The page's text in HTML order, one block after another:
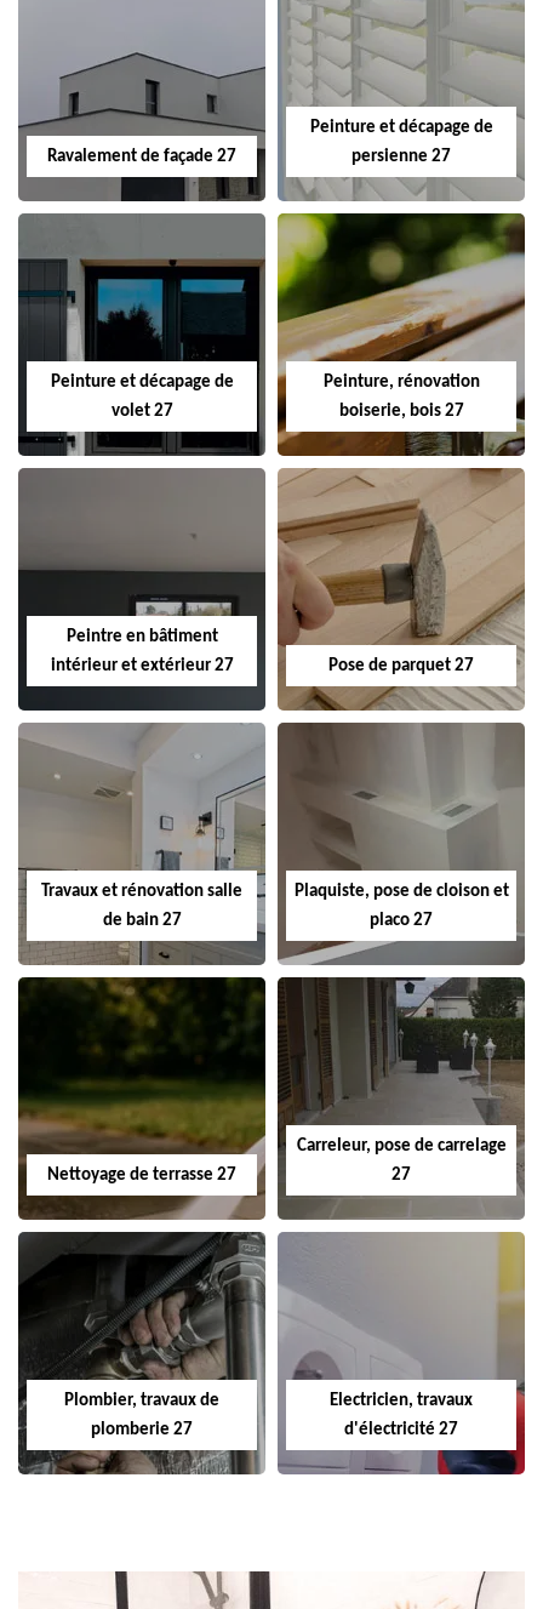
Ravalement de façade 27
Peinture et décapage de
persienne 27
Peinture et décapage de
volet 27
Peinture, rénovation
boiserie, bois 27
Peintre en bâtiment
intérieur et extérieur 27
Pose de parquet 27
Travaux et rénovation salle
de bain 27
Plaquiste, pose de cloison et
placo 27
Nettoyage de terrasse 27
Carreleur, pose de carrelage
27
Plombier, travaux de
plomberie 27
Electricien, travaux
d'électricité 27